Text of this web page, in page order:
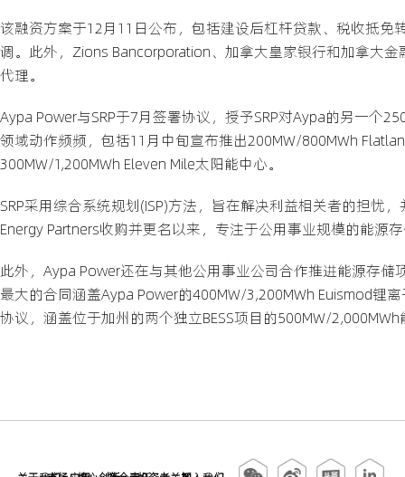
该融资方案于12月11日公布，包括建设后杠杆贷款、税收抵
调。此外，Zions Bancorporation、加拿大皇家银行和加拿大
代理。
Aypa Power与SRP于7月签署协议，授予SRP对Aypa的另一个
领域动作频频，包括11月中旬宣布推出200MW/800MWh
300MW/1,200MWh Eleven Mile太阳能中心。
SRP采用综合系统规划(ISP)方法，旨在解决利益相关者的担忧
Energy Partners收购并更名以来，专注于公用事业规模的能源
此外，Aypa Power还在与其他公用事业公司合作推进能源存储
最大的合同涵盖Aypa Power的400MW/3,200MWh Euismod锂
协议，涵盖位于加州的两个独立BESS项目的500MW/